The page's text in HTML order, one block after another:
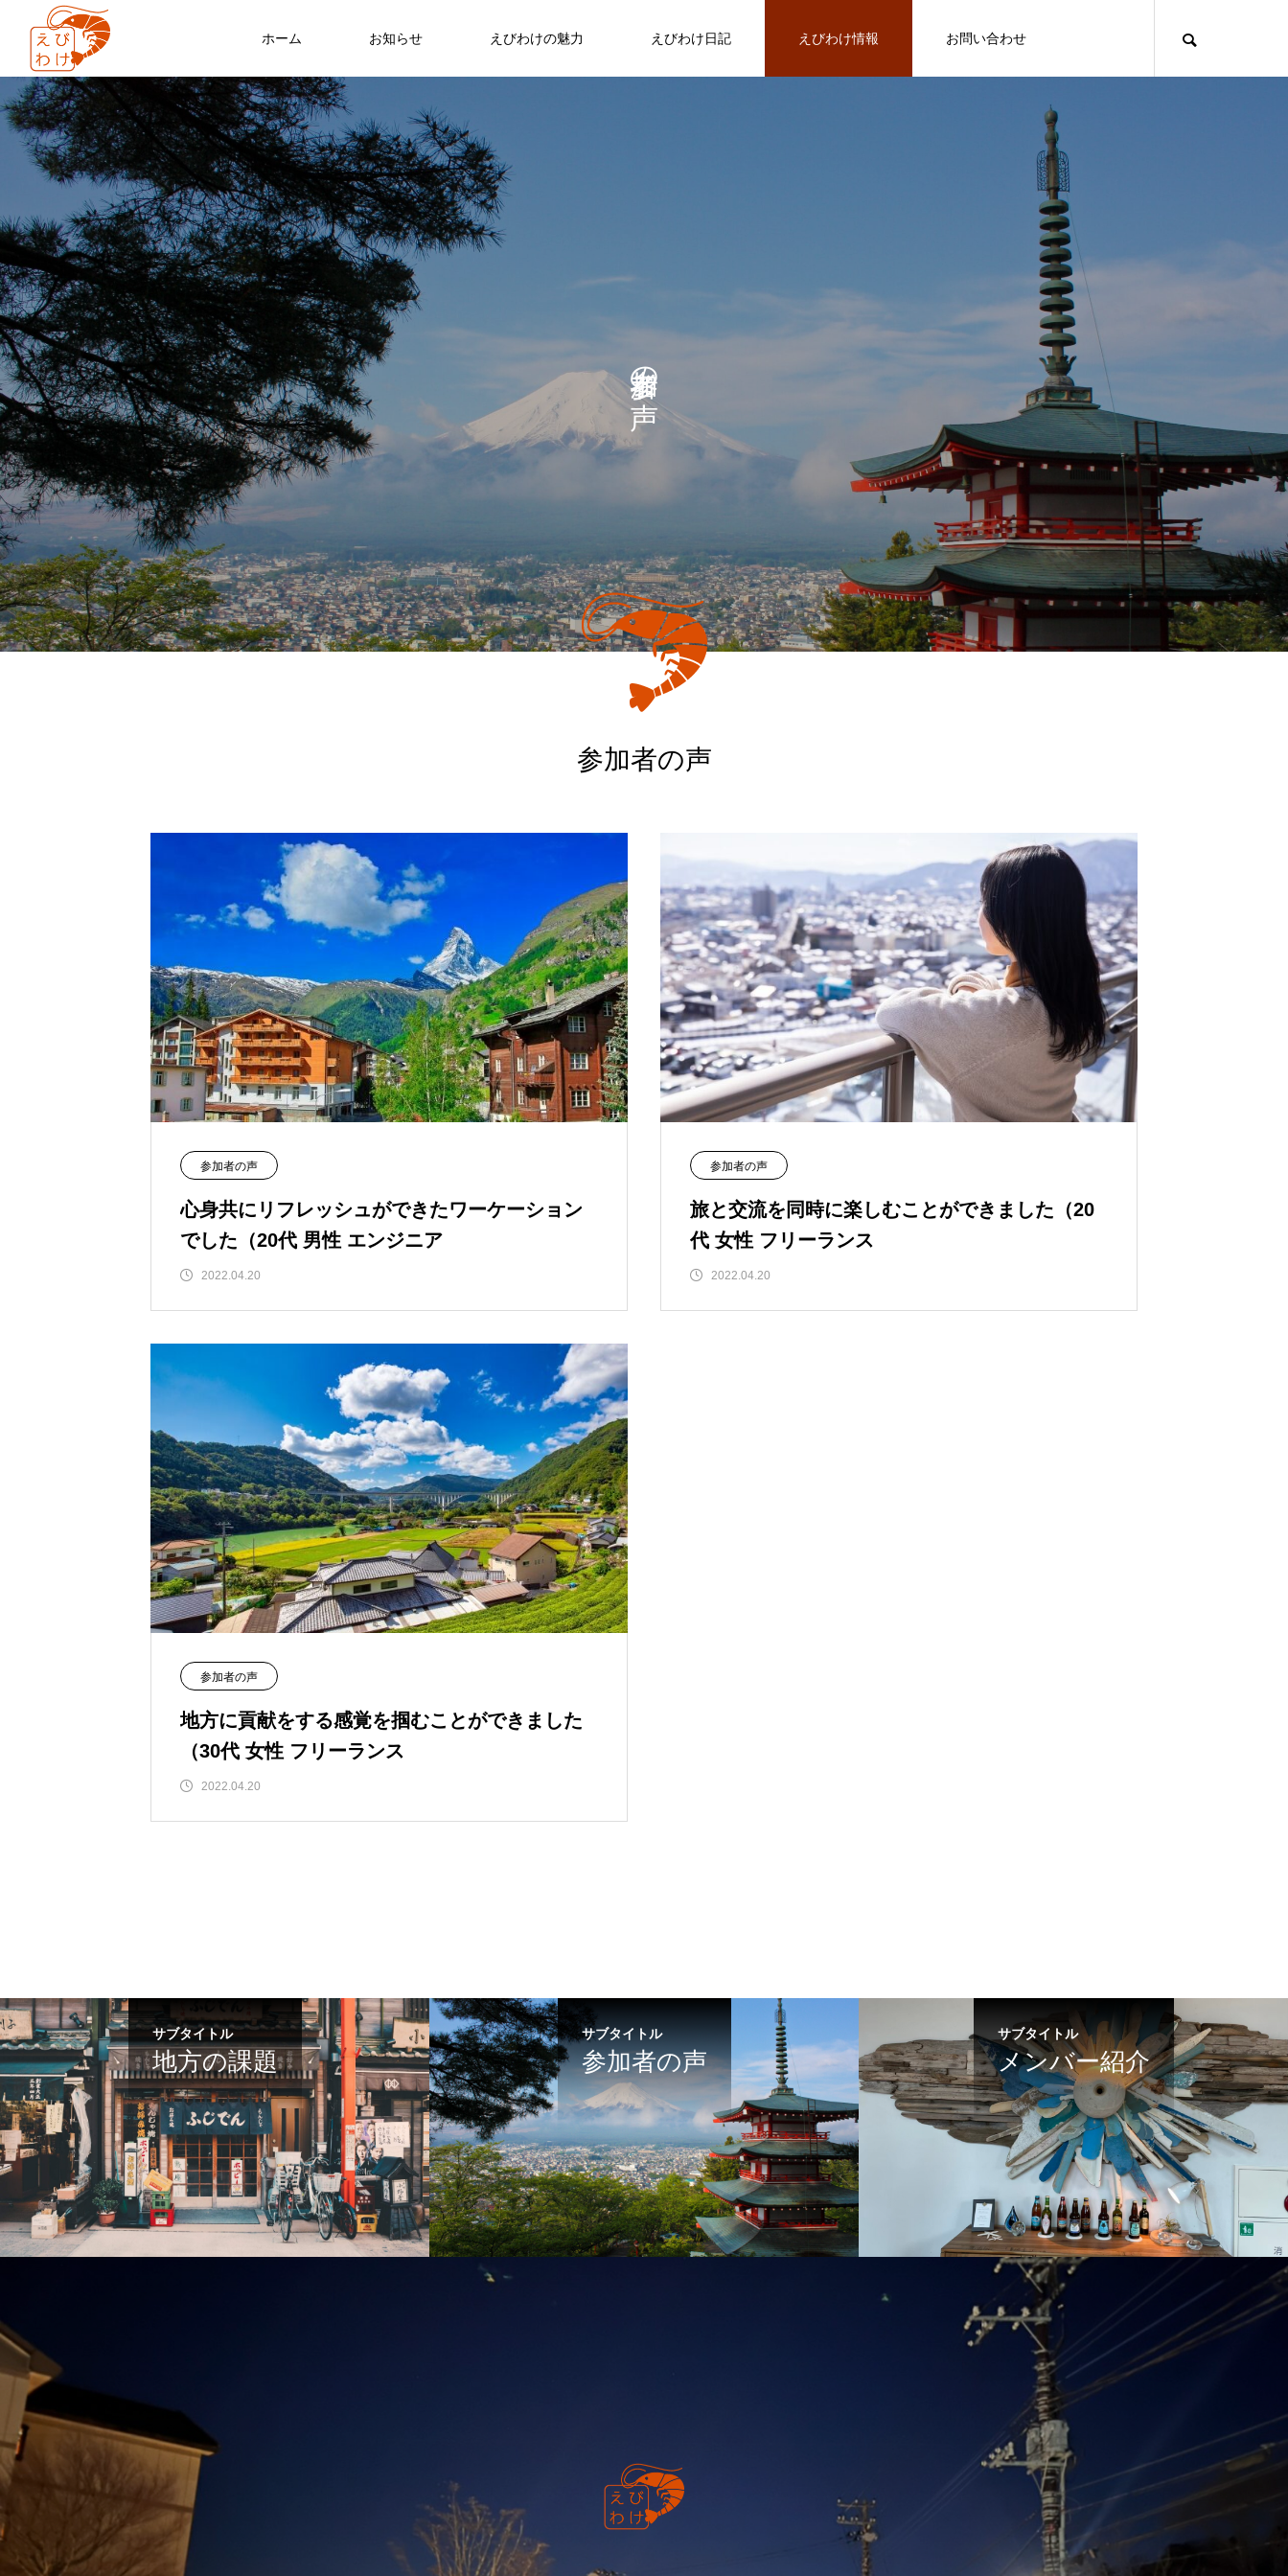
ホーム お知らせ えびわけの魅力 えびわけ日記 えびわけ情報 お問い合わせ
交
交わる
非日常体験は、 人のつながりから 未来へ繋ぐ、感動の輪
福岡
FEATURE
03
福岡(博多)に行ってきました。 京都に行ってきました。 鎌倉に行ってきました。
地方の課題
地方における人口減少、少子高齢化の
実態。具体的な策をとる地方の成功モ
デルに期待。
2022.04.20
地域経済は誰のためのものなのか。地
域振興における鍵を探る。
2022.04.20
心身共にリフレッシュができたワーケ
ーションでした（20代 男性 エンジニ
ア￼ 2022.04.20
旅と交流を同時に楽しむことができま
した（20代 女性 フリーランス
2022.04.20
地方に貢献をする感覚を掴むことがで
きました（30代 女性 フリーランス
フリーランス連盟代表 よっしー（三
好友樹）
2022.10.26
えびわけ共同代表 だいちゃん（田辺
大輔）
2022.05.27
えびわけ代表 マーシ（吉田 真史）
の
参加者の声
参加者の声
心身共にリフレッシュができたワーケーション
でした（20代 男性 エンジニア￼
2022.04.20
参加者の声
旅と交流を同時に楽しむことができました（20
代 女性 フリーランス
2022.04.20
参加者の声
地方に貢献をする感覚を掴むことができました
（30代 女性 フリーランス
2022.04.20
サブタイトル
地方の課題
サブタイトル
参加者の声
サブタイトル
メンバー紹介